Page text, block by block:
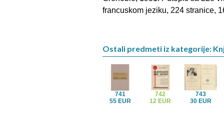
francuskom jeziku, 224 stranice,
Ostali predmeti iz kategorije:
741
55 EUR
742
12 EUR
743
30 EUR